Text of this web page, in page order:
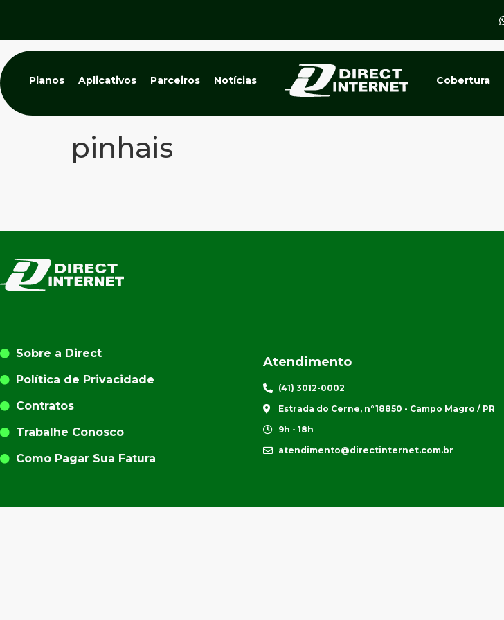
Planos Aplicativos Parceiros Notícias Cobertura
pinhais
Sobre a Direct
Política de Privacidade
Contratos
Trabalhe Conosco
Como Pagar Sua Fatura
Atendimento
(41) 3012-0002
Estrada do Cerne, n°18850 - Campo Magro / PR
9h - 18h
atendimento@directinternet.com.br